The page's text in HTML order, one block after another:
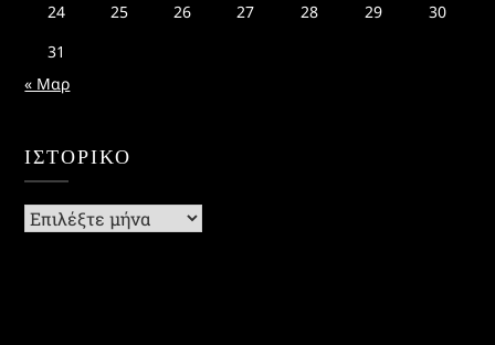
24
25 26 27 28 29
30
31
« Μαρ
ΙΣΤΟΡΙΚΌ
Ιστορικό